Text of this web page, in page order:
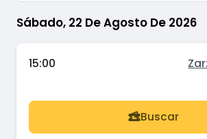
Sábado, 22 De Agosto De 2026
15:00
Buscar